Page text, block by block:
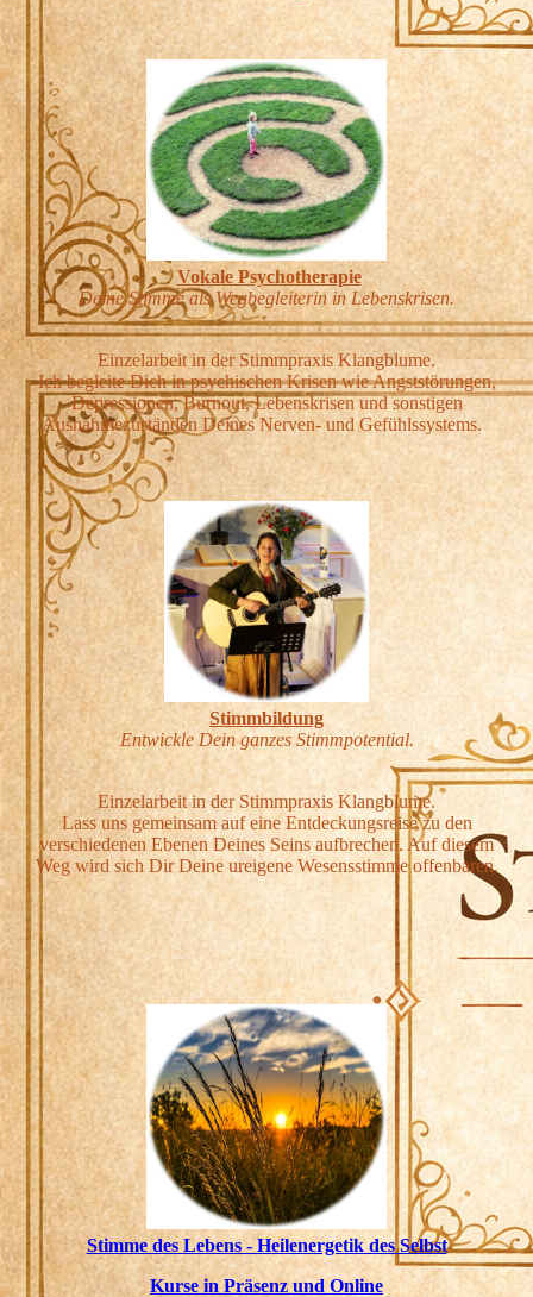
Vokale Psychotherapie
Deine Stimme als Wegbegleiterin in Lebenskrisen.
Einzelarbeit in der Stimmpraxis Klangblume.
Ich begleite Dich in psychischen Krisen wie Angststörungen,
Depressionen, Burnout, Lebenskrisen und sonstigen
Ausnahmezuständen Deines Nerven- und Gefühlssystems.
Stimmbildung
Entwickle Dein ganzes Stimmpotential.
Einzelarbeit in der Stimmpraxis Klangblume.
Lass uns gemeinsam auf eine Entdeckungsreise zu den
verschiedenen Ebenen Deines Seins aufbrechen. Auf diesem
Weg wird sich Dir Deine ureigene Wesensstimme offenbaren.
Stimme des Lebens - Heilenergetik des Selbst
Kurse in Präsenz und Online